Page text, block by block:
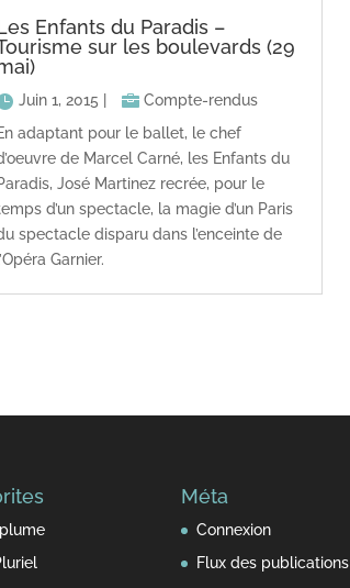
Enfants du Paradis –
sur les boulevards (29
Juin 1, 2015
Compte-rendus
adaptant pour le ballet, le chef
de Marcel Carné, les Enfants du
José Martinez recrée, pour le
d’un spectacle, la magie d’un Paris
spectacle disparu dans l’enceinte de
Garnier.
Méta
Connexion
Flux des publications